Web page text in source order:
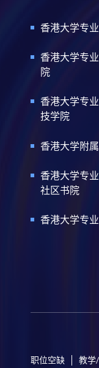
香港大学专
香港大学专
院
香港大学专
技学院
香港大学附
香港大学专
社区书院
香港大学专
职位空缺 教学